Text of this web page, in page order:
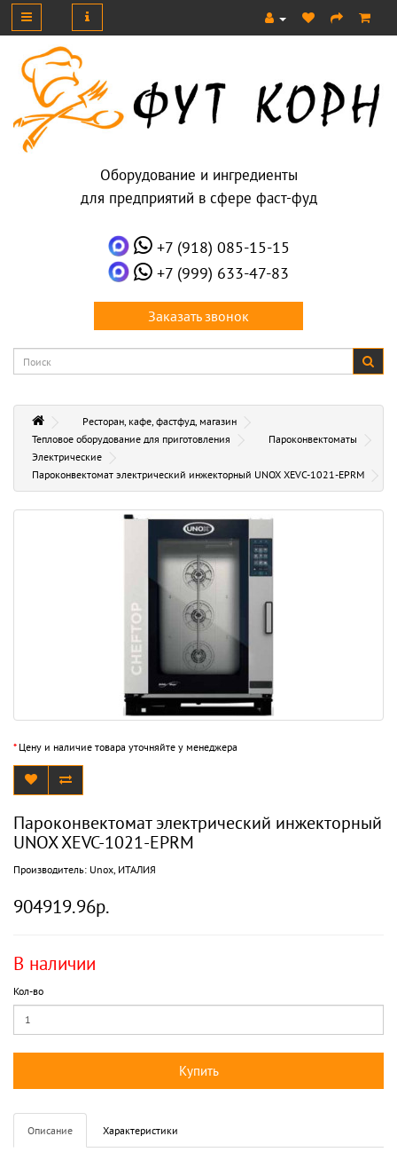
Оборудование и ингредиенты
для предприятий в сфере фаст-фуд
+7 (918) 085-15-15
+7 (999) 633-47-83
Заказать звонок
Ресторан, кафе, фастфуд, магазин
Тепловое оборудование для приготовления
Пароконвектоматы
Электрические
Пароконвектомат электрический инжекторный UNOX XEVC-1021-EPRM
*Цену и наличие товара уточняйте у менеджера
Пароконвектомат электрический инжекторный
UNOX XEVC-1021-EPRM
Производитель: Unox, ИТАЛИЯ
904919.96р.
В наличии
Кол-во
Купить
Описание Характеристики